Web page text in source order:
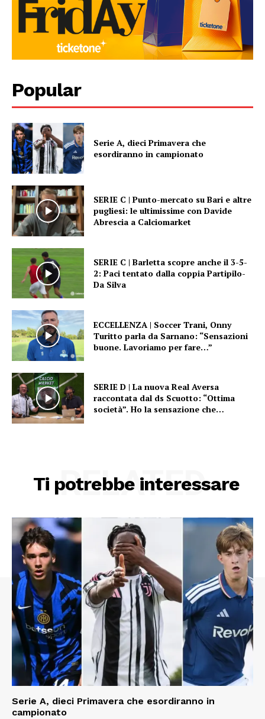
Popular
Serie A, dieci Primavera che
esordiranno in campionato
SERIE C | Punto-mercato su Bari e altre
pugliesi: le ultimissime con Davide
Abrescia a Calciomarket
SERIE C | Barletta scopre anche il 3-5-
2: Paci tentato dalla coppia Partipilo-
Da Silva
ECCELLENZA | Soccer Trani, Onny
Turitto parla da Sarnano: “Sensazioni
buone. Lavoriamo per fare…”
SERIE D | La nuova Real Aversa
raccontata dal ds Scuotto: “Ottima
società”. Ho la sensazione che…
Ti potrebbe interessare
RELATED
Serie A, dieci Primavera che esordiranno in
campionato